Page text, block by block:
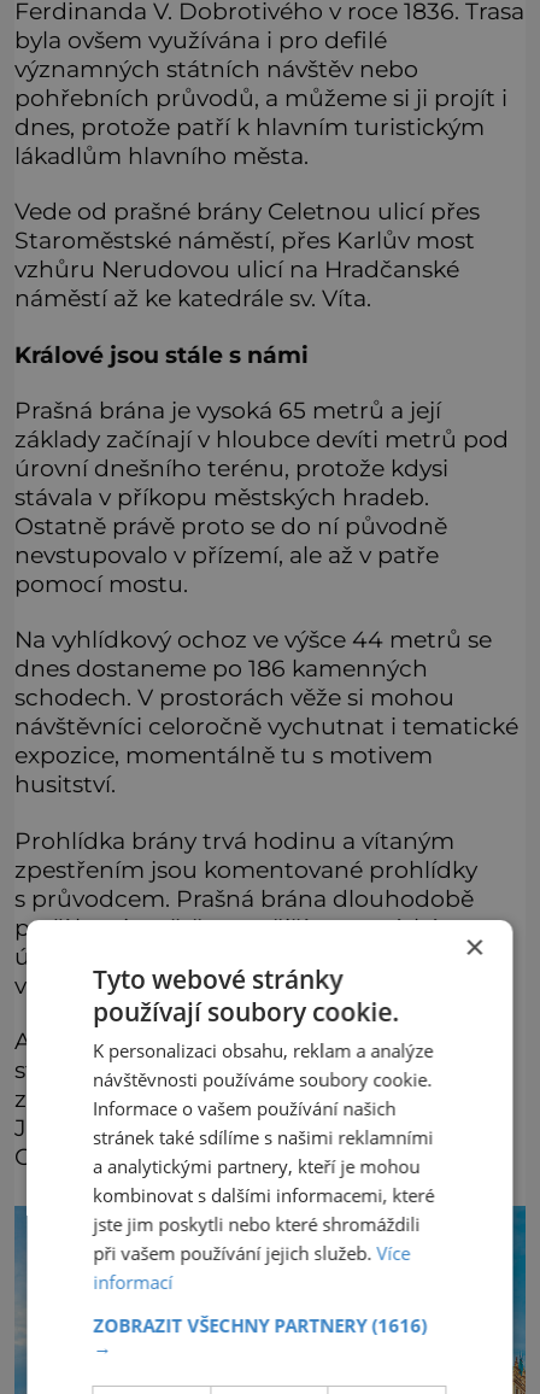
Ferdinanda V. Dobrotivého v roce 1836. Trasa
byla ovšem využívána i pro defilé
významných státních návštěv nebo
pohřebních průvodů, a můžeme si ji projít i
dnes, protože patří k hlavním turistickým
lákadlům hlavního města.
Vede od prašné brány Celetnou ulicí přes
Staroměstské náměstí, přes Karlův most
vzhůru Nerudovou ulicí na Hradčanské
náměstí až ke katedrále sv. Víta.
Králové jsou stále s námi
Prašná brána je vysoká 65 metrů a její
základy začínají v hloubce devíti metrů pod
úrovní dnešního terénu, protože kdysi
stávala v příkopu městských hradeb.
Ostatně právě proto se do ní původně
nevstupovalo v přízemí, ale až v patře
pomocí mostu.
Na vyhlídkový ochoz ve výšce 44 metrů se
dnes dostaneme po 186 kamenných
schodech. V prostorách věže si mohou
návštěvníci celoročně vychutnat i tematické
expozice, momentálně tu s motivem
husitství.
Prohlídka brány trvá hodinu a vítaným
zpestřením jsou komentované prohlídky
s průvodcem. Prašná brána dlouhodobě
patří k nejnavštěvovanějším památkám na
území hlavního města. každoročně do ní
vstoupí kolem 30 000 lidí.
A králové tu jsou s nimi alespoň symbolicky
stále přítomni. Fasádu Prašné brány totiž
zdobí sochy Jiřího z Poděbrad, Vladislava
Jagellonského, Karla IV. nebo Přemysla
Otakara II.
×
Tyto webové stránky
používají soubory cookie.
K personalizaci obsahu, reklam a analýze
návštěvnosti používáme soubory cookie.
Informace o vašem používání našich
stránek také sdílíme s našimi reklamními
a analytickými partnery, kteří je mohou
kombinovat s dalšími informacemi, které
jste jim poskytli nebo které shromáždili
při vašem používání jejich služeb.Více
informací
ZOBRAZIT VŠECHNY PARTNERY(1616)
→